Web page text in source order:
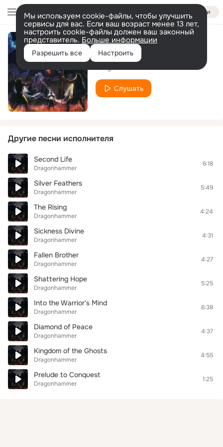
Войти
Мы используем cookie-файлы, чтобы улучшить
сервисы для вас. Если ваш возраст менее 13 лет,
настроить cookie-файлы должен ваш законный
представитель. Больше информации
Разрешить все Настроить
Ending Legacy
Слушать
Другие песни исполнителя
Second Life
Dragonhammer
6:18
Silver Feathers
Dragonhammer
5:49
The Rising
Dragonhammer
4:24
Sickness Divine
Dragonhammer
4:31
Fallen Brother
Dragonhammer
4:27
Shattering Hope
Dragonhammer
5:25
Into the Warrior's Mind
Dragonhammer
6:38
Diamond of Peace
Dragonhammer
4:37
Kingdom of the Ghosts
Dragonhammer
4:55
Prelude to Conquest
Dragonhammer
1:25